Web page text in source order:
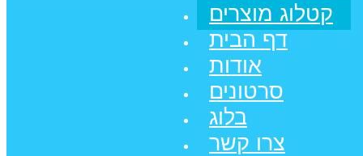
קטלוג מוצרים
דף הבית
אודות
סרטונים
בלוג
צרו קשר